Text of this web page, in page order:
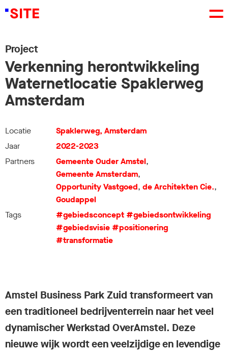
Project
Verkenning herontwikkeling
Waternetlocatie Spaklerweg
Amsterdam
Locatie
Spaklerweg, Amsterdam
Jaar
2022-2023
Partners
Gemeente Ouder Amstel,
Gemeente Amsterdam,
Opportunity Vastgoed, de Architekten Cie.,
Goudappel
Tags
#gebiedsconcept#gebiedsontwikkeling
#gebiedsvisie#positionering
#transformatie
Amstel Business Park Zuid transformeert van
een traditioneel bedrijventerrein naar het veel
dynamischer Werkstad OverAmstel. Deze
nieuwe wijk wordt een veelzijdige en levendige